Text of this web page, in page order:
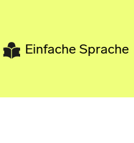
Einfache Sprache